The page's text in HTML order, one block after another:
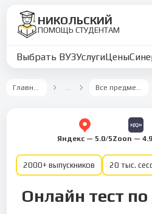
НИКОЛЬСКИЙ
ПОМОЩЬ СТУДЕНТАМ
Выбрать ВУЗУслугиЦены
Главная … Все предметы
Яндекс — 5.0/5Zoon —
2000+ выпускников 20 тыс.
Онлайн тест